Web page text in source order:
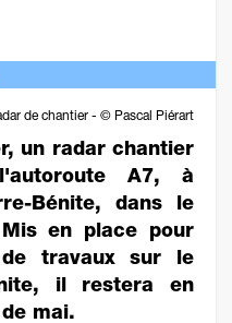
de chantier - © Pascal Piérart
un radar chantier
A7, à
Bénite, dans le
en place pour
travaux sur le
il restera en
mai.